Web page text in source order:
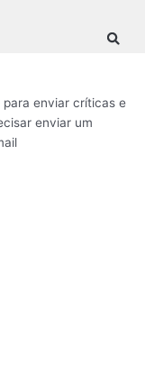
para enviar críticas e
enviar um